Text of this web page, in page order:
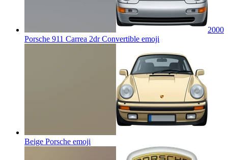
2000
Porsche 911 Carrea 2dr Convertible emoji
Beige Porsche emoji